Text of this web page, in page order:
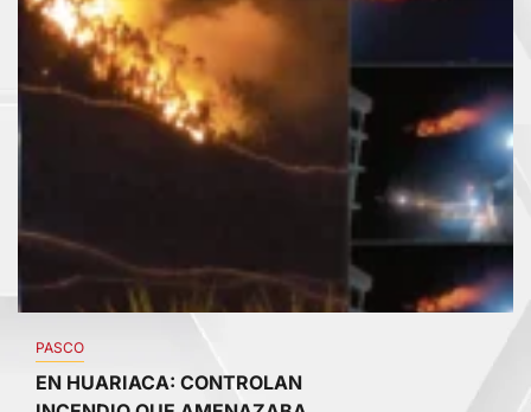
3
PASCO
EN HUARIACA: CONTROLAN